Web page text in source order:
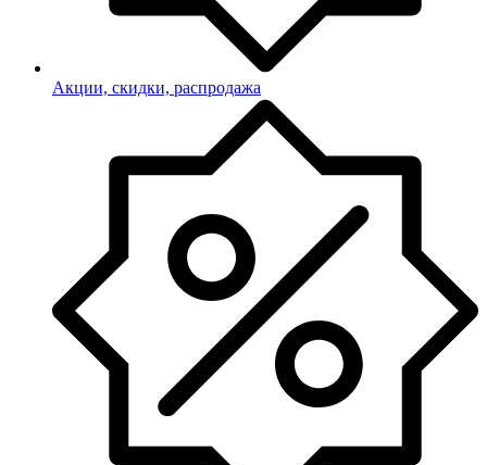
Акции, скидки, распродажа